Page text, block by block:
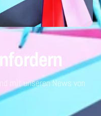
mit unseren News von